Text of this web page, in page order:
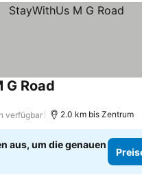
G Road
verfügbar 2.0 km bis Zentrum
aus, um die genauen